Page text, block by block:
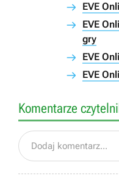
EVE
EVE
gry
EVE
EVE
Komentarze
Dodaj komentarz...